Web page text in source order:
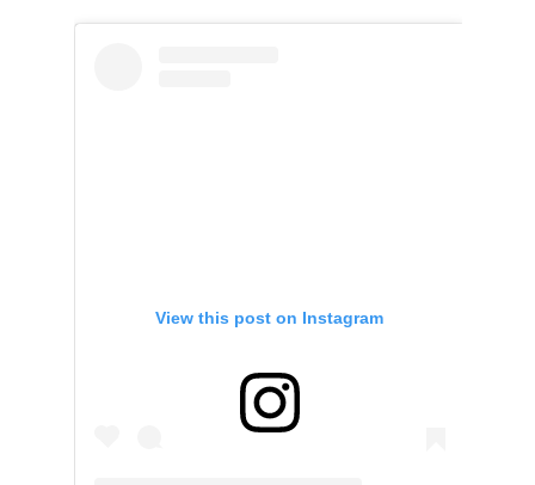
View this post on Instagram